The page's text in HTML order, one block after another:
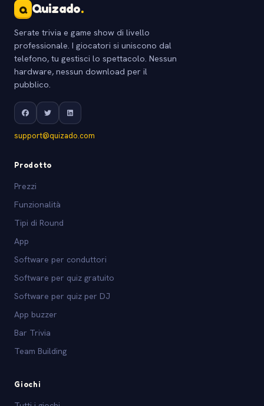
Q Quizado.
Serate trivia e game show di livello
professionale. I giocatori si uniscono dal
telefono, tu gestisci lo spettacolo. Nessun
hardware, nessun download per il
pubblico.
support@quizado.com
Prodotto
Prezzi
Funzionalità
Tipi di Round
App
Software per conduttori
Software per quiz gratuito
Software per quiz per DJ
App buzzer
Bar Trivia
Team Building
Giochi